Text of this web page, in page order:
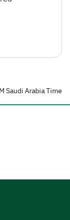
Saudi Arabia Time